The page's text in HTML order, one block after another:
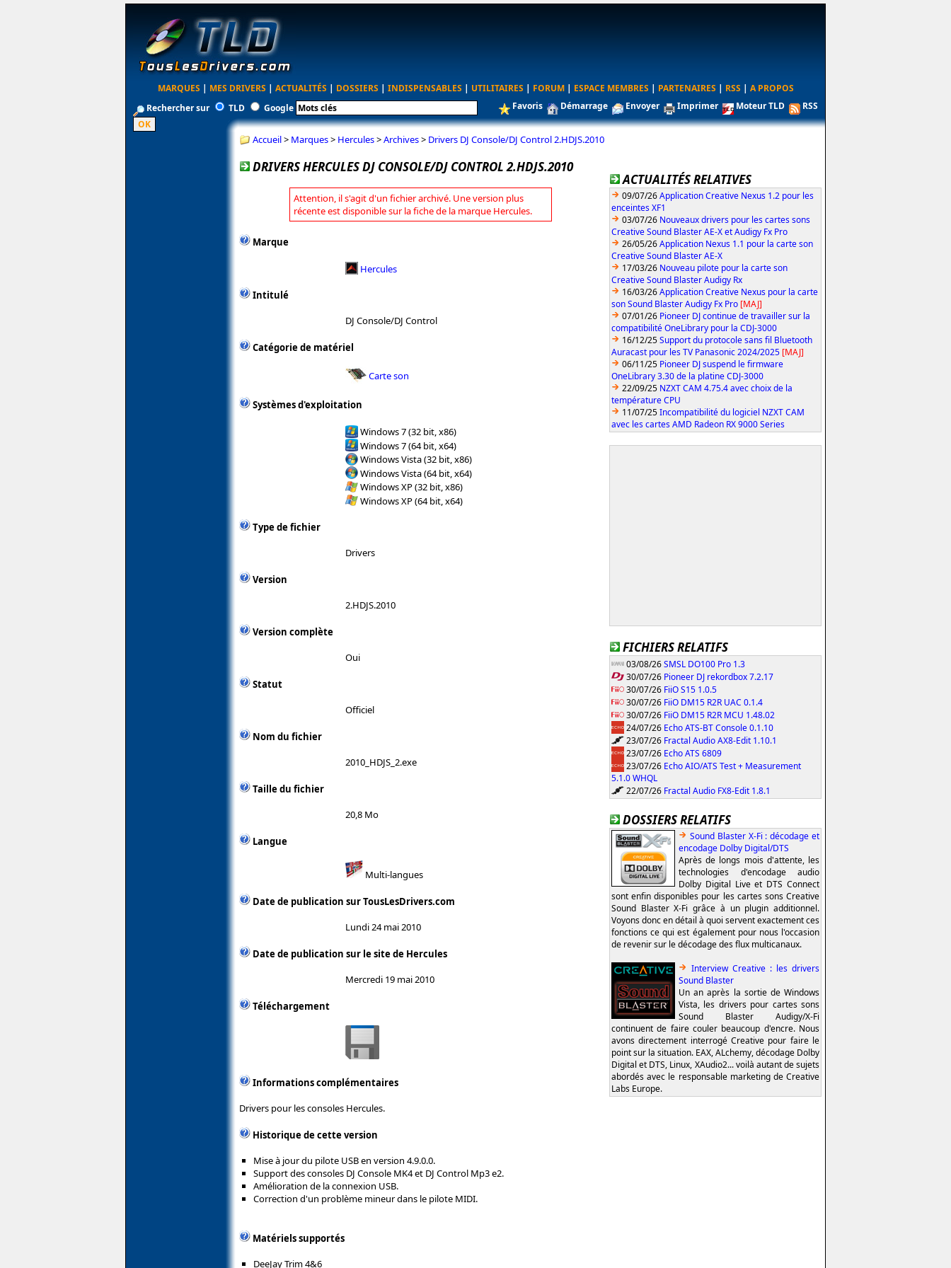
MARQUES | MES DRIVERS | ACTUALITÉS | DOSSIERS | INDISPENSABLES | UTILITAIRES | FORUM | ESPACE MEMBRES | PARTENAIRES | RSS | A PROPOS
Rechercher sur
TLD Google Favoris Démarrage Envoyer Imprimer Moteur TLD RSS
Accueil> Marques> Hercules>Archives> Drivers DJ Console/DJ Control 2.HDJS.2010
DRIVERS HERCULES DJ CONSOLE/DJ CONTROL 2.HDJS.2010
Attention, il s'agit d'un fichier archivé. Une version plus
récente est disponible sur la fiche de la marque Hercules.
Marque
Hercules
Intitulé
DJ Console/DJ Control
Catégorie de matériel
Carte son
Systèmes d'exploitation
Windows 7 (32 bit, x86)
Windows 7 (64 bit, x64)
Windows Vista (32 bit, x86)
Windows Vista (64 bit, x64)
Windows XP (32 bit, x86)
Windows XP (64 bit, x64)
Type de fichier
Drivers
Version
2.HDJS.2010
Version complète
Oui
Statut
Officiel
Nom du fichier
2010_HDJS_2.exe
Taille du fichier
20,8 Mo
Langue
Multi-langues
Date de publication sur TousLesDrivers.com
Lundi 24 mai 2010
Date de publication sur le site de Hercules
Mercredi 19 mai 2010
Téléchargement
Informations complémentaires
Drivers pour les consoles Hercules.
Historique de cette version
Mise à jour du pilote USB en version 4.9.0.0.
Support des consoles DJ Console MK4 et DJ Control Mp3 e2.
Amélioration de la connexion USB.
Correction d'un problème mineur dans le pilote MIDI.
Matériels supportés
DeeJay Trim 4&6
ACTUALITÉS RELATIVES
09/07/26Application Creative Nexus 1.2 pour les
enceintes XF1
03/07/26 Nouveaux drivers pour les cartes sons
Creative Sound Blaster AE-X et Audigy Fx Pro
26/05/26Application Nexus 1.1 pour la carte son
Creative Sound Blaster AE-X
17/03/26 Nouveau pilote pour la carte son
Creative Sound Blaster Audigy Rx
16/03/26Application Creative Nexus pour la carte
son Sound Blaster Audigy Fx Pro [MAJ]
07/01/26 Pioneer DJ continue de travailler sur la
compatibilité OneLibrary pour la CDJ-3000
16/12/25Support du protocole sans fil Bluetooth
Auracast pour les TV Panasonic 2024/2025 [MAJ]
06/11/25 Pioneer DJ suspend le firmware
OneLibrary 3.30 de la platine CDJ-3000
22/09/25 NZXT CAM 4.75.4 avec choix de la
température CPU
11/07/25Incompatibilité du logiciel NZXT CAM
avec les cartes AMD Radeon RX 9000 Series
FICHIERS RELATIFS
03/08/26SMSL DO100 Pro 1.3
30/07/26 Pioneer DJ rekordbox 7.2.17
30/07/26 FiiO S15 1.0.5
30/07/26 FiiO DM15 R2R UAC 0.1.4
30/07/26 FiiO DM15 R2R MCU 1.48.02
24/07/26 Echo ATS-BT Console 0.1.10
23/07/26 Fractal Audio AX8-Edit 1.10.1
23/07/26 Echo ATS 6809
23/07/26 Echo AIO/ATS Test + Measurement
5.1.0 WHQL
22/07/26 Fractal Audio FX8-Edit 1.8.1
DOSSIERS RELATIFS
Sound Blaster X-Fi : décodage et
encodage Dolby Digital/DTS
Après de longs mois d'attente, les
technologies d'encodage audio
Dolby Digital Live et DTS Connect
sont enfin disponibles pour les cartes sons Creative
Sound Blaster X-Fi grâce à un plugin additionnel.
Voyons donc en détail à quoi servent exactement ces
fonctions ce qui est également pour nous l'occasion
de revenir sur le décodage des flux multicanaux.
Interview Creative : les drivers
Sound Blaster
Un an après la sortie de Windows
Vista, les drivers pour cartes sons
Sound Blaster Audigy/X-Fi
continuent de faire couler beaucoup d'encre. Nous
avons directement interrogé Creative pour faire le
point sur la situation. EAX, ALchemy, décodage Dolby
Digital et DTS, Linux, XAudio2... voilà autant de sujets
abordés avec le responsable marketing de Creative
Labs Europe.